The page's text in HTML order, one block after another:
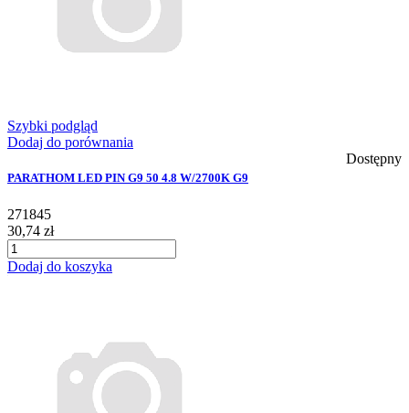
Szybki podgląd
Dodaj do porównania
Dostępny
PARATHOM LED PIN G9 50 4.8 W/2700K G9
271845
30,74 zł
Dodaj do koszyka